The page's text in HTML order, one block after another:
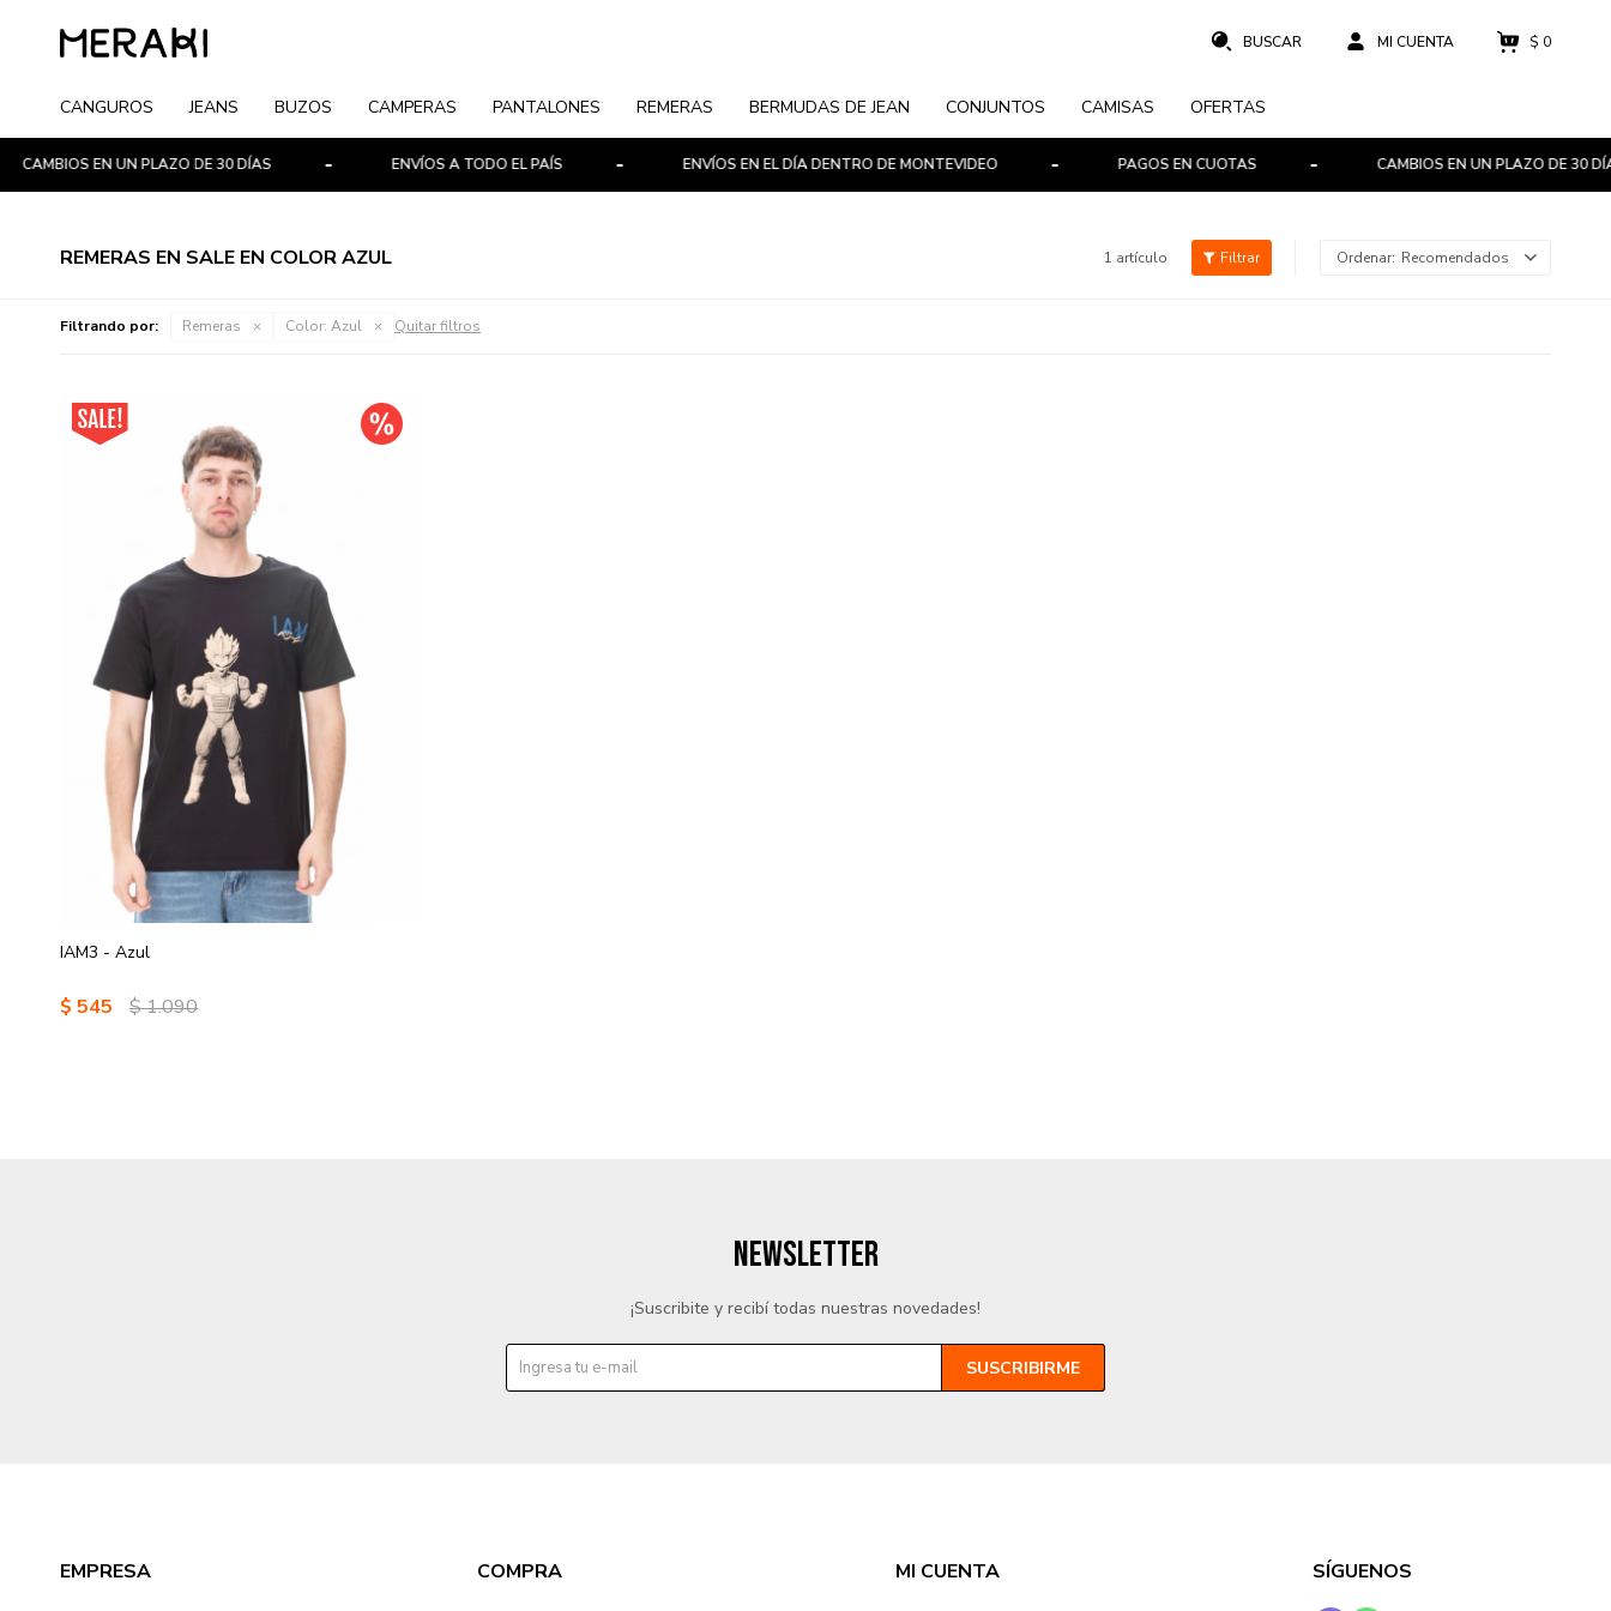
CANGUROS JEANS BUZOS CAMPERAS PANTALONES REMERAS BERMUDAS DE JEAN CONJUNTOS CAMISAS OFERTAS
$ 0
CAMBIOS EN UN PLAZO DE 30 DÍAS ENVÍOS A TODO EL PAÍS ENVÍOS EN EL DÍA DENTRO DE MONTEVIDEO PAGOS EN CUOTAS CAMBIOS EN UN PLAZO DE 30 DÍAS
REMERAS EN SALE EN COLOR AZUL 1 artículo Recomendados
Filtrando por: Remeras Color: Azul Quitar filtros
IAM3 - Azul
$ 545 $1.090
EMPRESA COMPRA MI CUENTA SÍGUENOS
NEWSLETTER
¡Suscribite y recibí todas nuestras novedades!
SUSCRIBIRME